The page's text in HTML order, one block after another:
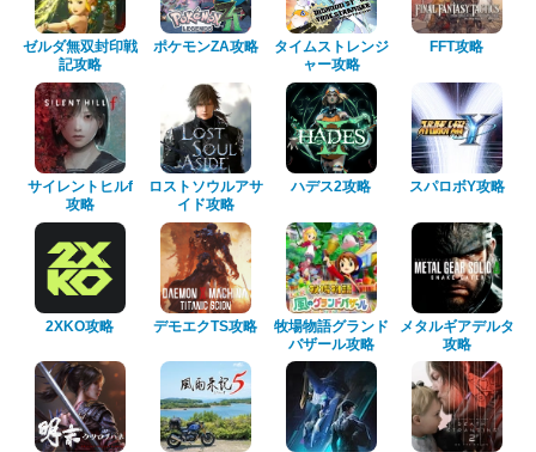
ゼルダ無双封印戦
記攻略
ポケモンZA攻略
タイムストレンジ
ャー攻略
FFT攻略
サイレントヒルf
攻略
ロストソウルアサ
イド攻略
ハデス2攻略 スパロボY攻略
2XKO攻略 デモエクTS攻略
牧場物語グランド
バザール攻略
メタルギアデルタ
攻略